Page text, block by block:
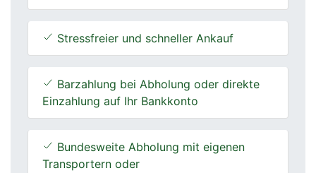
Stressfreier und schneller Ankauf
Barzahlung bei Abholung oder direkte
Einzahlung auf Ihr Bankkonto
Bundesweite Abholung mit eigenen
Transportern oder